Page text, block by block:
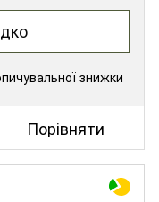
знижки
Порівняти